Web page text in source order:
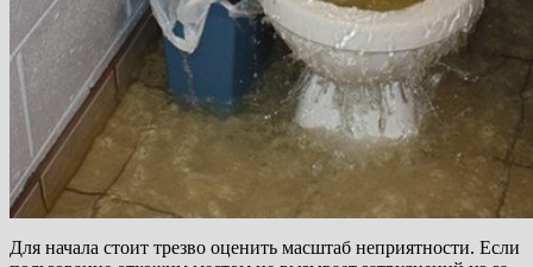
Для начала стоит трезво оценить масштаб неприятности. Если